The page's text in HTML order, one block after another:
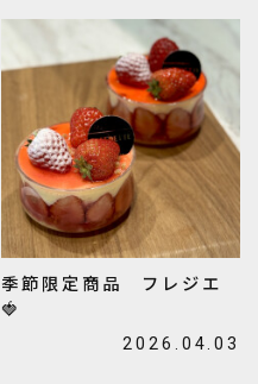
季節限定商品 フレジエ
🍓
2026.04.03